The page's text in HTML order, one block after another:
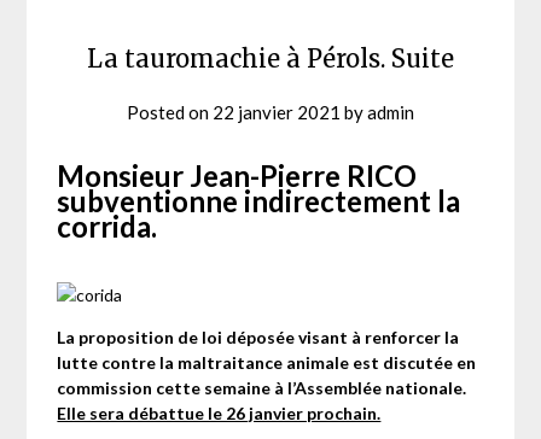
La tauromachie à Pérols. Suite
Posted on 22 janvier 2021 byadmin
Monsieur Jean-Pierre RICO
subventionne indirectement la
corrida.
La proposition de loi déposée visant à renforcer la
lutte contre la maltraitance animale est discutée en
commission cette semaine à l’Assemblée nationale.
Elle sera débattue le 26 janvier prochain.